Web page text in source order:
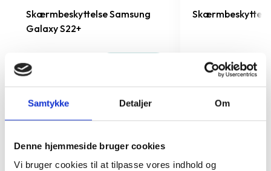
Samtykke Detaljer Om
Denne hjemmeside bruger cookies
Vi bruger cookies til at tilpasse vores indhold og
Skærmbeskyttelse Samsung
Galaxy S22+
149 kr. 199 kr.